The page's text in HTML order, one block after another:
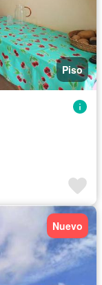
Piso
Nuevo